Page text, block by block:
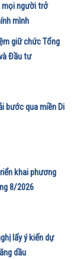
mọi người trở
mình
giữ chức Tổng
Đầu tư
bước qua miền Di
khai phương
8/2026
lấy ý kiến dự
dầu